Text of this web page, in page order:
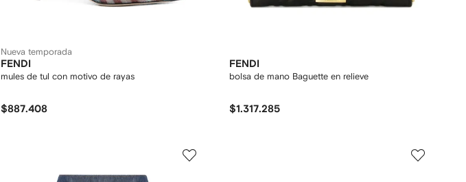
Nueva temporada
FENDI
mules de tul con motivo de rayas
$887.408
FENDI
bolsa de mano Baguette en relieve
$1.317.285